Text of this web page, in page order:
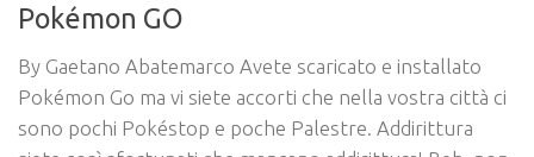
Pokémon GO
By Gaetano Abatemarco Avete scaricato e installato
Pokémon Go ma vi siete accorti che nella vostra città ci
sono pochi Pokéstop e poche Palestre. Addirittura